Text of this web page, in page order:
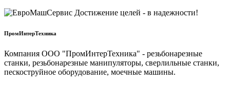
ПромИнтерТехника
Компания ООО "ПромИнтерТехника" - резьбонарезные
станки, резьбонарезные манипуляторы, сверлильные станки,
пескоструйное оборудование, моечные машины.